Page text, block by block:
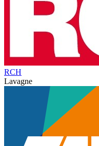
RCH
Lavagne